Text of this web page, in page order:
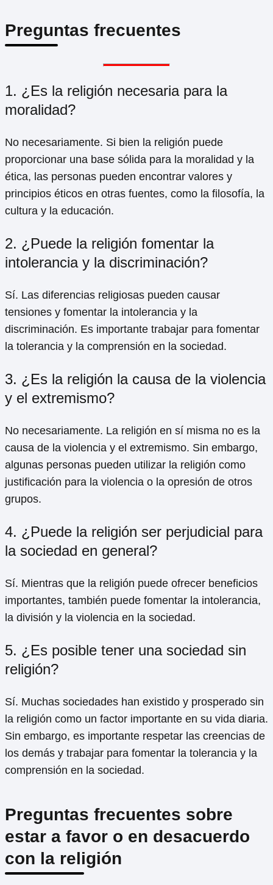
Preguntas frecuentes
1. ¿Es la religión necesaria para la
moralidad?
No necesariamente. Si bien la religión puede
proporcionar una base sólida para la moralidad y la
ética, las personas pueden encontrar valores y
principios éticos en otras fuentes, como la filosofía, la
cultura y la educación.
2. ¿Puede la religión fomentar la
intolerancia y la discriminación?
Sí. Las diferencias religiosas pueden causar
tensiones y fomentar la intolerancia y la
discriminación. Es importante trabajar para fomentar
la tolerancia y la comprensión en la sociedad.
3. ¿Es la religión la causa de la violencia
y el extremismo?
No necesariamente. La religión en sí misma no es la
causa de la violencia y el extremismo. Sin embargo,
algunas personas pueden utilizar la religión como
justificación para la violencia o la opresión de otros
grupos.
4. ¿Puede la religión ser perjudicial para
la sociedad en general?
Sí. Mientras que la religión puede ofrecer beneficios
importantes, también puede fomentar la intolerancia,
la división y la violencia en la sociedad.
5. ¿Es posible tener una sociedad sin
religión?
Sí. Muchas sociedades han existido y prosperado sin
la religión como un factor importante en su vida diaria.
Sin embargo, es importante respetar las creencias de
los demás y trabajar para fomentar la tolerancia y la
comprensión en la sociedad.
Preguntas frecuentes sobre
estar a favor o en desacuerdo
con la religión